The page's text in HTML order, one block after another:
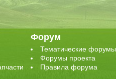
Форум
Тематические форумы
Форумы проекта
Правила форума